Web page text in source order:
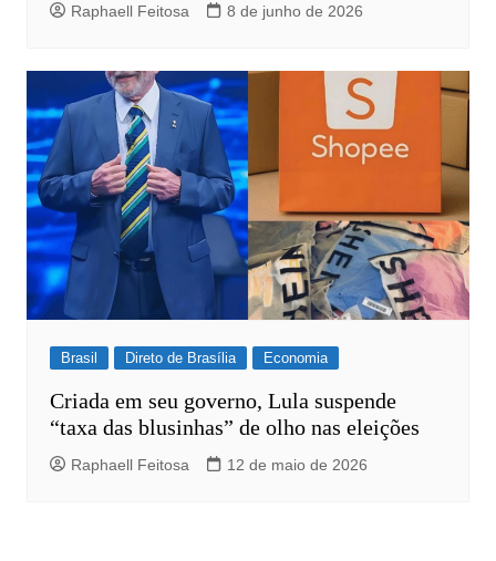
Raphaell Feitosa 8 de junho de 2026
Brasil Direto de Brasília Economia
Criada em seu governo, Lula suspende
“taxa das blusinhas” de olho nas eleições
Raphaell Feitosa 12 de maio de 2026